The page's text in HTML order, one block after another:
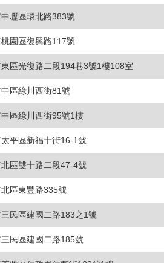
壢區環北路383號
園區復興路117號
區光復路二段194巷3號1樓108室
區綠川西街81號
區綠川西街95號1樓
平區新福十街16-1號
區雙十路二段47-4號
區東豐路335號
民區建國二路183之1號
民區建國二路185號